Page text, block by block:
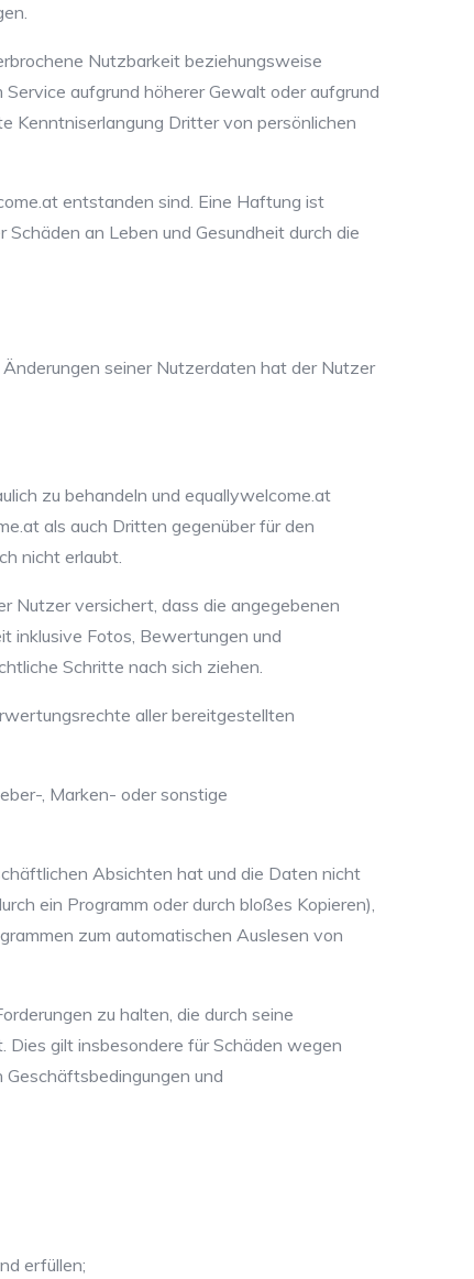
Nutzbarkeit beziehungsweise
aufgrund höherer Gewalt oder aufgrund
Kenntniserlangung Dritter von persönlichen
entstanden sind. Eine Haftung ist
an Leben und Gesundheit durch die
seiner Nutzerdaten hat der Nutzer
zu behandeln und equallywelcome.at
als auch Dritten gegenüber für den
nicht erlaubt.
Nutzer versichert, dass die angegebenen
inklusive Fotos, Bewertungen und
Schritte nach sich ziehen.
aller bereitgestellten
, Marken- oder sonstige
Absichten hat und die Daten nicht
ein Programm oder durch bloßes Kopieren),
zum automatischen Auslesen von
zu halten, die durch seine
gilt insbesondere für Schäden wegen
und
erfüllen;